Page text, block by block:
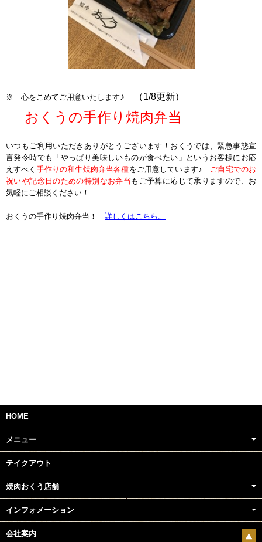
※ 心をこめてご用意いたします♪ （1/8更新）
おくうの手作り焼肉弁当
いつもご利用いただきありがとうございます！おくうでは、緊急事態宣
言発令時でも「やっぱり美味しいものが食べたい」というお客様にお応
えすべく 手作りの和牛焼肉弁当各種をご用意しています♪ ご自宅でのお
祝いや記念日のための特別なお弁当 もご予算に応じて承りますので、お
気軽にご相談ください！
おくうの手作り焼肉弁当！ 詳しくはこちら。
HOME
メニュー
テイクアウト
焼肉おくう店舗
インフォメーション
会社案内